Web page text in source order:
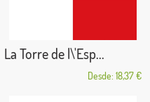
La Torre de l\'Esp...
Desde: 18,37 €